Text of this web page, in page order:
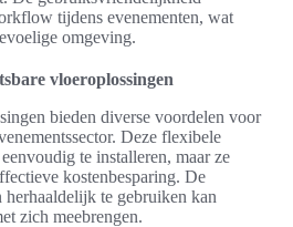
tijdens evenementen, wat
omgeving.
vloeroplossingen
bieden diverse voordelen voor
Deze flexibele
te installeren, maar ze
kostenbesparing. De
te gebruiken kan
zich meebrengen.